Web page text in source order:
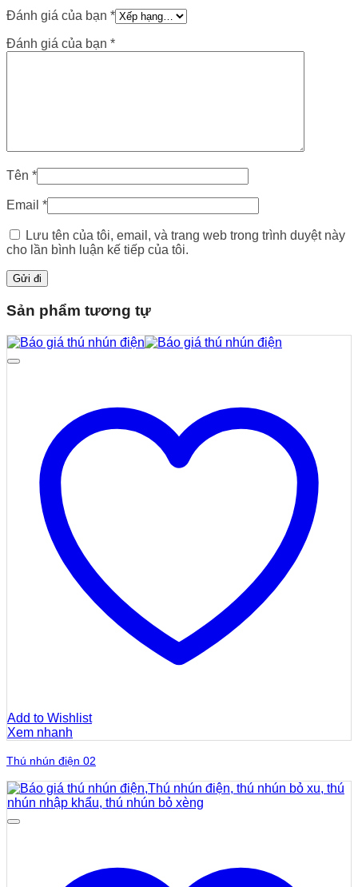
Đánh giá của bạn *
Đánh giá của bạn *
Tên *
Email *
Lưu tên của tôi, email, và trang web trong trình duyệt này
cho lần bình luận kế tiếp của tôi.
Sản phẩm tương tự
Add to Wishlist
Xem nhanh
Thú nhún điện 02